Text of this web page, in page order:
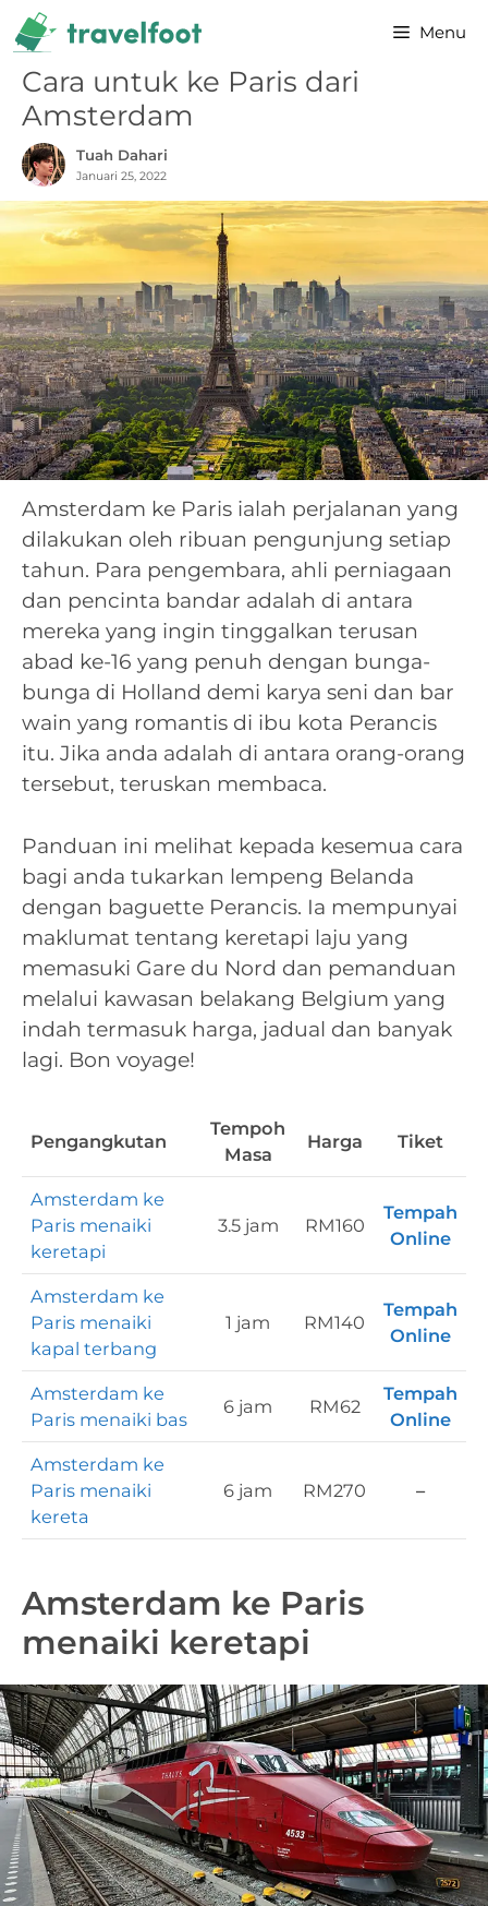
Skip
to
content
Menu
Cara untuk ke Paris dari
Amsterdam
Tuah Dahari
Januari 25, 2022
Amsterdam ke Paris ialah perjalanan yang
dilakukan oleh ribuan pengunjung setiap
tahun. Para pengembara, ahli perniagaan
dan pencinta bandar adalah di antara
mereka yang ingin tinggalkan terusan
abad ke-16 yang penuh dengan bunga-
bunga di Holland demi karya seni dan bar
wain yang romantis di ibu kota Perancis
itu. Jika anda adalah di antara orang-orang
tersebut, teruskan membaca.
Panduan ini melihat kepada kesemua cara
bagi anda tukarkan lempeng Belanda
dengan baguette Perancis. Ia mempunyai
maklumat tentang keretapi laju yang
memasuki Gare du Nord dan pemanduan
melalui kawasan belakang Belgium yang
indah termasuk harga, jadual dan banyak
lagi. Bon voyage!
Pengangkutan
Tempoh
Masa
Harga Tiket
Amsterdam ke
Paris menaiki
keretapi
3.5 jam RM160
Tempah
Online
Amsterdam ke
Paris menaiki
kapal terbang
1 jam RM140
Tempah
Online
Amsterdam ke
Paris menaiki bas
6 jam RM62
Tempah
Online
Amsterdam ke
Paris menaiki
kereta
6 jam RM270 –
Amsterdam ke Paris
menaiki keretapi